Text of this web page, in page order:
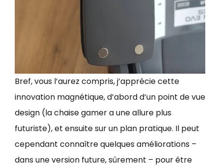
Bref, vous l’aurez compris, j’apprécie cette
innovation magnétique, d’abord d’un point de vue
design (la chaise gamer a une allure plus
futuriste), et ensuite sur un plan pratique. Il peut
cependant connaître quelques améliorations –
dans une version future, sûrement – pour être